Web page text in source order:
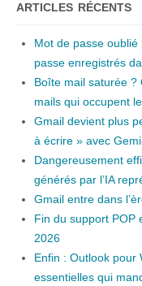
ARTICLES RÉCENTS
Mot de passe
passe enregistrés
Boîte mail saturée ?
mails qui occupent
Gmail devient plus
à écrire » avec
Dangereusement
générés par l’IA
Gmail entre dans
Fin du support POP
2026
Enfin : Outlook pour
essentielles qui